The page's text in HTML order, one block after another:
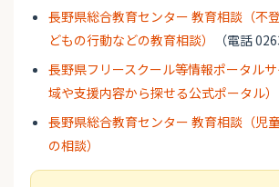
長野県総合教育センター 教育相談（不
どもの行動などの教育相談）
（電話
長野県フリースクール等情報ポータル
域や支援内容から探せる公式ポータル）
長野県総合教育センター 教育相談（児
の相談）